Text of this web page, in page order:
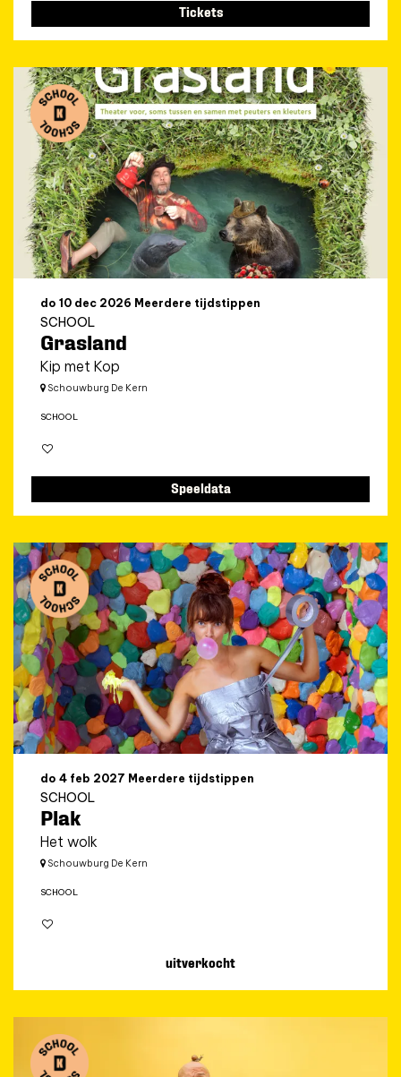
Tickets
Grasland
Kip met Kop
SCHOOL
do 10 dec 2026 Meerdere tijdstippen
Schouwburg De Kern
SCHOOL
Speeldata
Plak
Het wolk
SCHOOL
do 4 feb 2027 Meerdere tijdstippen
Schouwburg De Kern
SCHOOL
uitverkocht